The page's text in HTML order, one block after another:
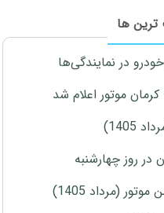
ها
(مرداد 1405)